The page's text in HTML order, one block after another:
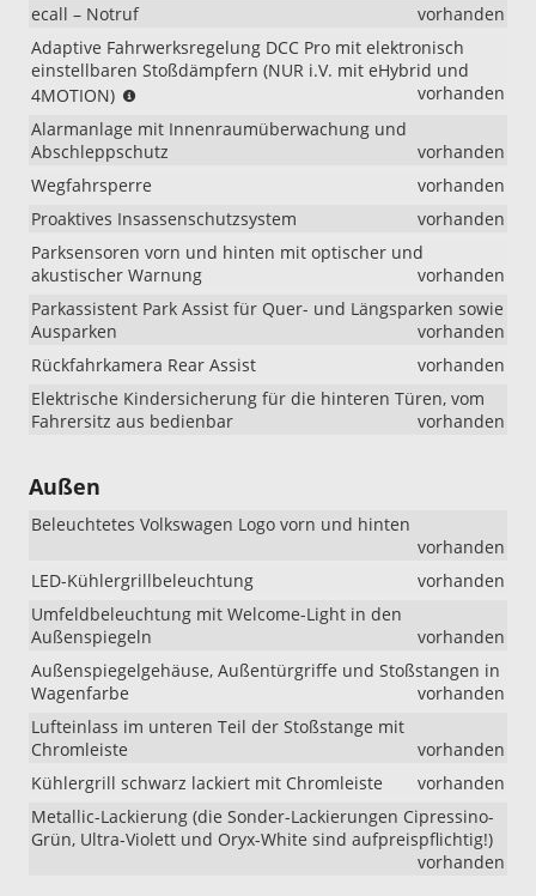
ecall – Notruf
vorhanden
Adaptive Fahrwerksregelung DCC Pro mit elektronisch
einstellbaren Stoßdämpfern (NUR i.V. mit eHybrid und
4MOTION)
mit
eHybrid
und
vorhanden
Alarmanlage mit Innenraumüberwachung und
Abschleppschutz
vorhanden
Wegfahrsperre
vorhanden
Proaktives Insassenschutzsystem
vorhanden
Parksensoren vorn und hinten mit optischer und
akustischer Warnung
vorhanden
Parkassistent Park Assist für Quer- und Längsparken sowie
Ausparken
vorhanden
Rückfahrkamera Rear Assist
vorhanden
Elektrische Kindersicherung für die hinteren Türen, vom
Fahrersitz aus bedienbar
vorhanden
Außen
Beleuchtetes Volkswagen Logo vorn und hinten
vorhanden
LED-Kühlergrillbeleuchtung
vorhanden
Umfeldbeleuchtung mit Welcome-Light in den
Außenspiegeln
vorhanden
Außenspiegelgehäuse, Außentürgriffe und Stoßstangen in
Wagenfarbe
vorhanden
Lufteinlass im unteren Teil der Stoßstange mit
Chromleiste
vorhanden
Kühlergrill schwarz lackiert mit Chromleiste
vorhanden
Metallic-Lackierung (die Sonder-Lackierungen Cipressino-
Grün, Ultra-Violett und Oryx-White sind aufpreispflichtig!)
vorhanden